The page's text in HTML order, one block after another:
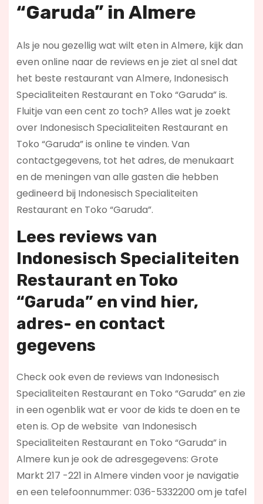
“Garuda” in Almere
Als je nou gezellig wat wilt eten in Almere, kijk dan
even online naar de reviews en je ziet al snel dat
het beste restaurant van Almere, Indonesisch
Specialiteiten Restaurant en Toko “Garuda” is.
Fluitje van een cent zo toch? Alles wat je zoekt
over Indonesisch Specialiteiten Restaurant en
Toko “Garuda” is online te vinden. Van
contactgegevens, tot het adres, de menukaart
en de meningen van alle gasten die hebben
gedineerd bij Indonesisch Specialiteiten
Restaurant en Toko “Garuda”.
Lees reviews van
Indonesisch Specialiteiten
Restaurant en Toko
“Garuda” en vind hier,
adres- en contact
gegevens
Check ook even de reviews van Indonesisch
Specialiteiten Restaurant en Toko “Garuda” en zie
in een ogenblik wat er voor de kids te doen en te
eten is. Op de website van Indonesisch
Specialiteiten Restaurant en Toko “Garuda” in
Almere kun je ook de adresgegevens: Grote
Markt 217 -221 in Almere vinden voor je navigatie
en een telefoonnummer: 036-5332200 om je tafel